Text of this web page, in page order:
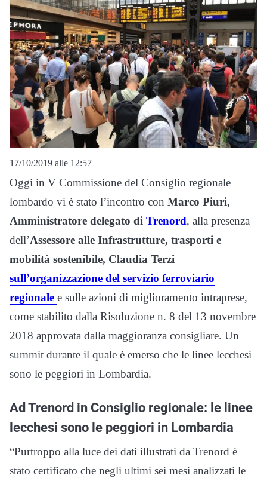
17/10/2019 alle 12:57
Oggi in V Commissione del Consiglio regionale
lombardo vi è stato l’incontro con Marco Piuri,
Amministratore delegato di Trenord, alla presenza
dell’Assessore alle Infrastrutture, trasporti e
mobilità sostenibile, Claudia Terzi
sull’organizzazione del servizio ferroviario
regionale e sulle azioni di miglioramento intraprese,
come stabilito dalla Risoluzione n. 8 del 13 novembre
2018 approvata dalla maggioranza consigliare. Un
summit durante il quale è emerso che le linee lecchesi
sono le peggiori in Lombardia.
Ad Trenord in Consiglio regionale: le linee
lecchesi sono le peggiori in Lombardia
“Purtroppo alla luce dei dati illustrati da Trenord è
stato certificato che negli ultimi sei mesi analizzati le